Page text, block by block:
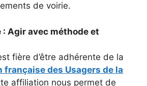
de voirie.
Agir avec méthode et
fière d’être adhérente de la
française des Usagers de la
affiliation nous permet de